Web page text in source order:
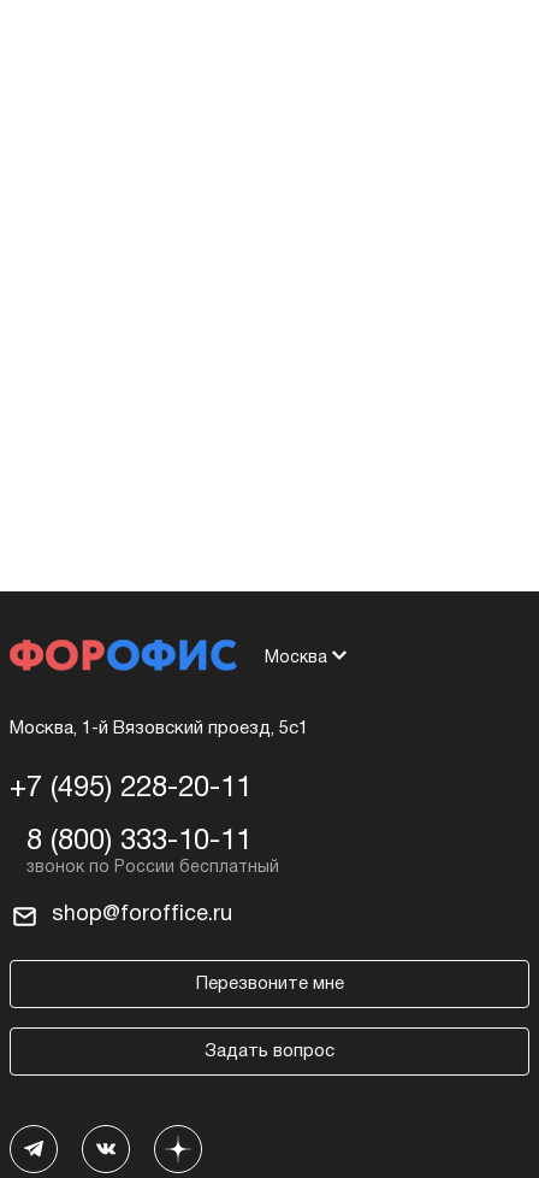
Москва
Москва, 1-й Вязовский проезд, 5с1
+7 (495) 228-20-11
8 (800) 333-10-11
shop@foroffice.ru
Перезвоните мне
Задать вопрос